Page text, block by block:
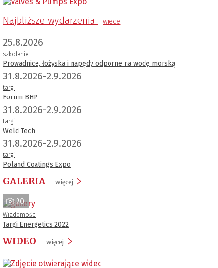
Najbliższe wydarzenia wiecej
25.8.2026
szkolenie
Prowadnice, łożyska i napędy odporne na wodę morską
31.8.2026-2.9.2026
targi
Forum BHP
31.8.2026-2.9.2026
targi
Weld Tech
31.8.2026-2.9.2026
targi
Poland Coatings Expo
GALERIA więcej
20
Wiadomości
Targi Energetics 2022
WIDEO więcej